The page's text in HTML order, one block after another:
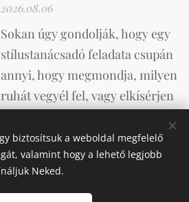
2026.08.06
Sokan úgy gondolják, hogy egy
stílustanácsadó feladata csupán
annyi, hogy megmondja, milyen
ruhát vegyél fel, vagy elkísérjen
ennél sokkal összetettebb.
biztosítsuk a weboldal megfelelő
valamint hogy a lehető legjobb
Neked.